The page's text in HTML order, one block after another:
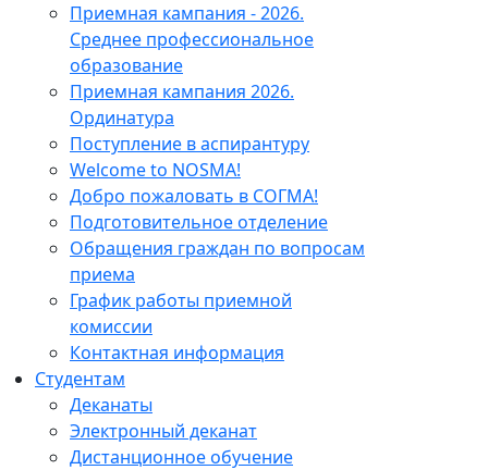
Приемная кампания - 2026.
Среднее профессиональное
образование
Приемная кампания 2026.
Ординатура
Поступление в аспирантуру
Welcome to NOSMA!
Добро пожаловать в СОГМА!
Подготовительное отделение
Обращения граждан по вопросам
приема
График работы приемной
комиссии
Контактная информация
Студентам
Деканаты
Электронный деканат
Дистанционное обучение